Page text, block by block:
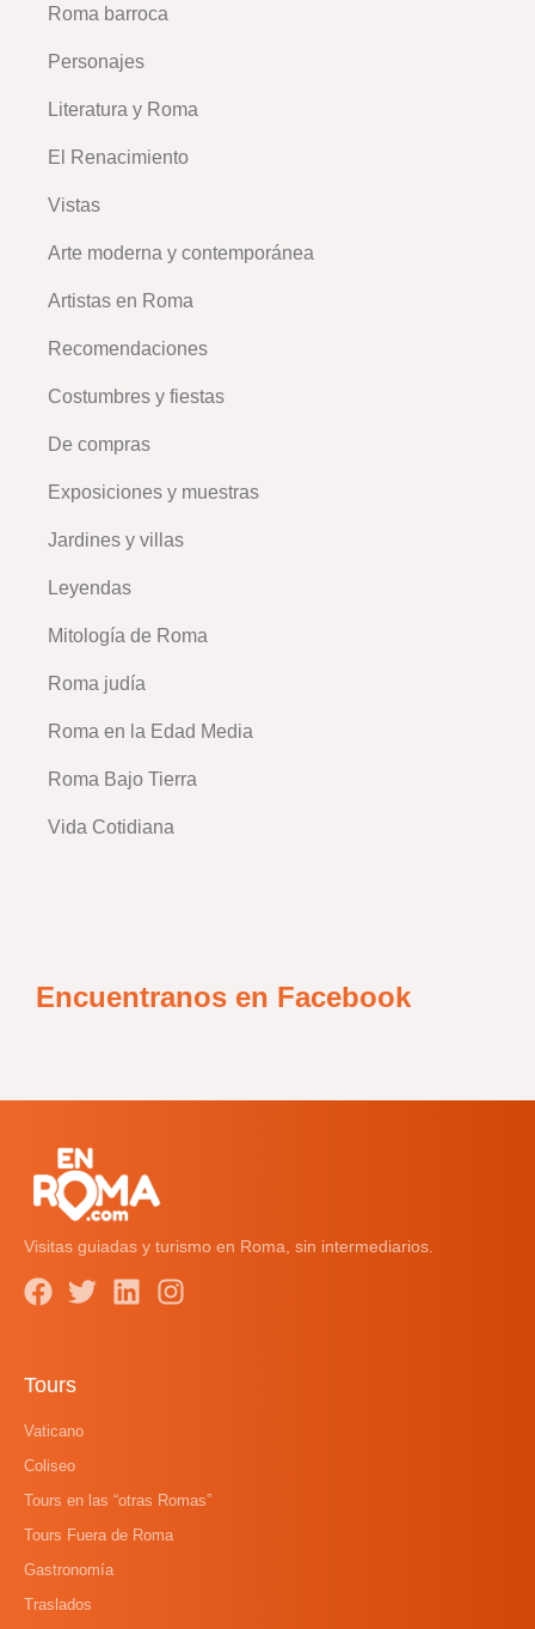
Roma barroca
Personajes
Literatura y Roma
El Renacimiento
Vistas
Arte moderna y contemporánea
Artistas en Roma
Recomendaciones
Costumbres y fiestas
De compras
Exposiciones y muestras
Jardines y villas
Leyendas
Mitología de Roma
Roma judía
Roma en la Edad Media
Roma Bajo Tierra
Vida Cotidiana
Encuentranos en Facebook
Visitas guiadas y turismo en Roma, sin intermediarios.
Tours
Vaticano
Coliseo
Tours en las “otras Romas”
Tours Fuera de Roma
Gastronomía
Traslados